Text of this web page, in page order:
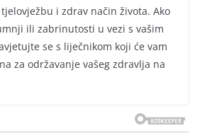
i zdrav način života. Ako
ili zabrinutosti u vezi s vašim
se s liječnikom koji će vam
za održavanje vašeg zdravlja na